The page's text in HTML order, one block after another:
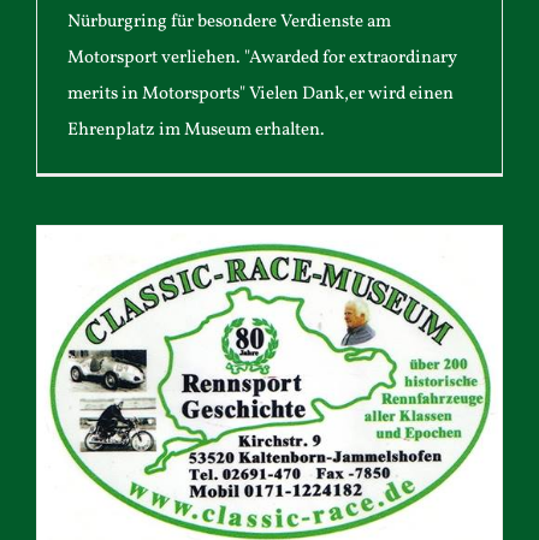
Nürburgring für besondere Verdienste am
Motorsport verliehen. "Awarded for extraordinary
merits in Motorsports" Vielen Dank,er wird einen
Ehrenplatz im Museum erhalten.